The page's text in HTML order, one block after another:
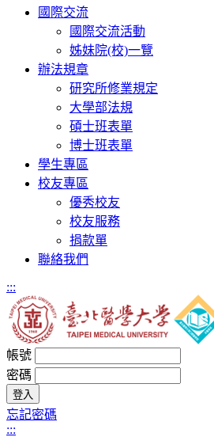
國際交流
國際交流活動
姊妹院(校)一覽
辦法規章
研究所修業規定
大學部法規
碩士班表單
博士班表單
學生專區
校友專區
優秀校友
校友服務
捐款單
聯絡我們
:::
帳號
密碼
忘記密碼
:::